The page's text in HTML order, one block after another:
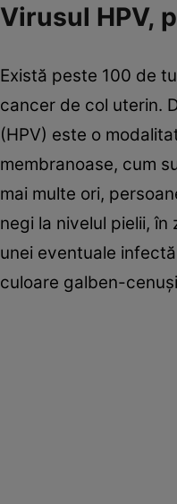
Virusul HPV,
Există peste 100 de
cancer de col uterin.
(HPV) este o
membranoase, cum
mai multe ori,
negi la nivelul pielii,
unei eventuale
culoare galben-